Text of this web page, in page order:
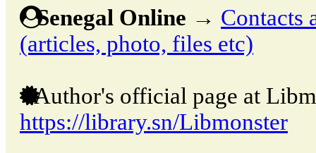
Senegal Online → Contacts
(articles, photo, files etc)
Author's official page at
https://library.sn/Libmonster